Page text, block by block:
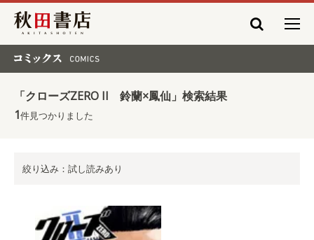
秋田書店
「クローズZERO II 鈴蘭×鳳仙」検索結果
1件見つかりました
絞り込み：試し読みあり